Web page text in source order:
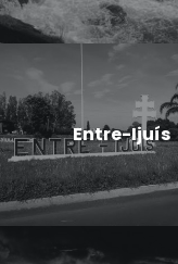
Entre-Ijuís